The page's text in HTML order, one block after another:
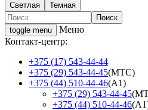
Светлая Темная
toggle menu
Меню
Контакт-центр:
+375 (17) 543-44-44
+375 (29) 543-44-45(МТС)
+375 (44) 510-44-46(А1)
+375 (29) 543-44-45
+375 (44) 510-44-46